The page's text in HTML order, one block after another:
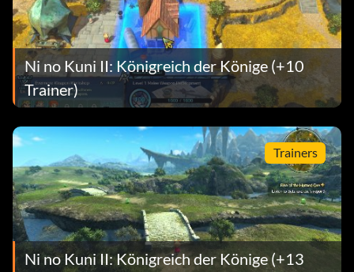
Ni no Kuni II: Königreich der Könige (+10
Trainer)
Trainers
Ni no Kuni II: Königreich der Könige (+13